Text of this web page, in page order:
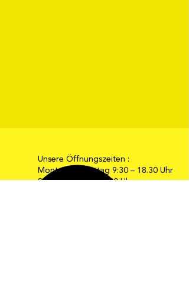
Unsere Öffnungszeiten :
Montag bis Freitag 9:30 – 18.30 Uhr
Samstag 9:30 – 16:00 Uhr